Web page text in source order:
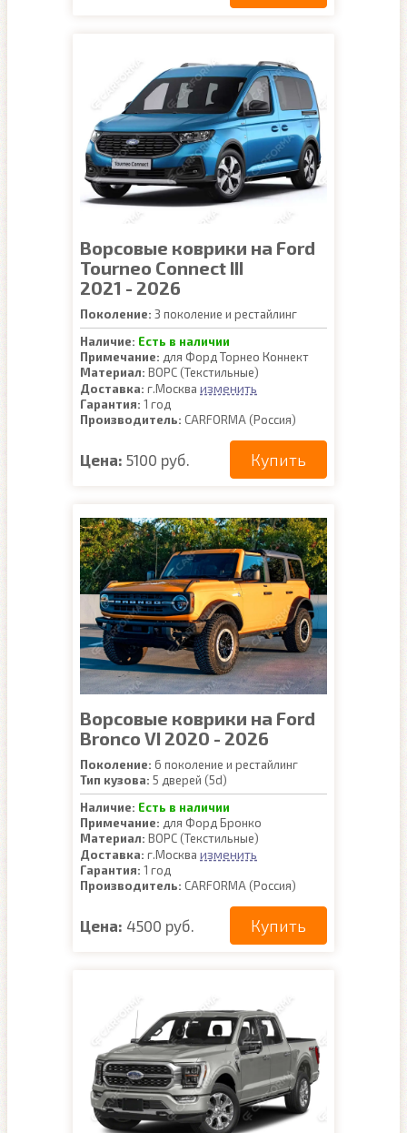
Ворсовые коврики на Ford
Tourneo Connect III
2021 - 2026
Поколение: 3 поколение и рестайлинг
Наличие: Есть в наличии
Примечание: для Форд Торнео Коннект
Материал: ВОРС (Текстильные)
Доставка: г.Москва изменить
Гарантия: 1 год
Производитель: CARFORMA (Россия)
Цена: 5100 руб. Купить
Ворсовые коврики на Ford
Bronco VI 2020 - 2026
Поколение: 6 поколение и рестайлинг
Тип кузова: 5 дверей (5d)
Наличие: Есть в наличии
Примечание: для Форд Бронко
Материал: ВОРС (Текстильные)
Доставка: г.Москва изменить
Гарантия: 1 год
Производитель: CARFORMA (Россия)
Цена: 4500 руб. Купить